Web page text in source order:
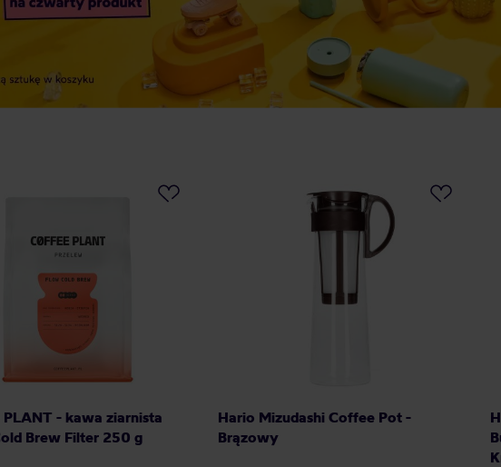
PLANT - kawa ziarnista
Brew Filter 250 g
Hario Mizudashi Coffee Pot -
Brązowy